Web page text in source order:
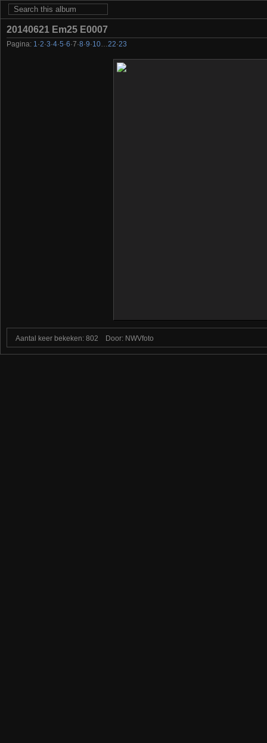
20140621 Em25 E0007
Pagina: 1 ·2·3·4·5·6·7·8·9·10 22·23
Aantal keer bekeken: 802 Door: NWVfoto